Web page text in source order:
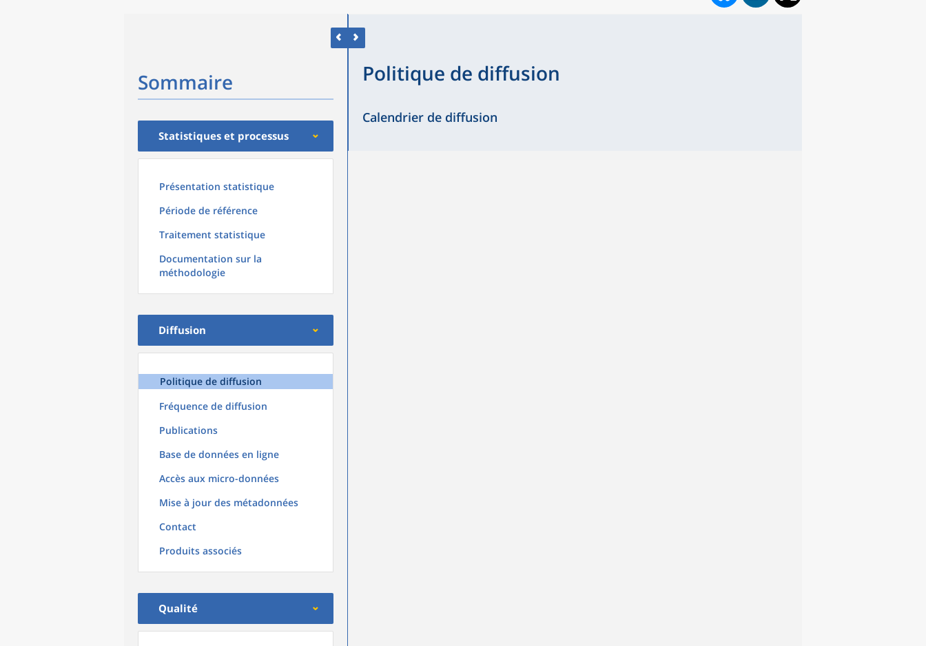
Sommaire
Statistiques et processus
Présentation statistique
Période de référence
Traitement statistique
Documentation sur la
méthodologie
Diffusion
Politique de diffusion
Fréquence de diffusion
Publications
Base de données en ligne
Accès aux micro-données
Mise à jour des métadonnées
Contact
Produits associés
Qualité
Politique de diffusion
Calendrier de diffusion